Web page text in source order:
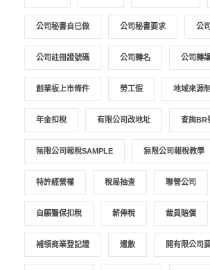
公司秘書自已做 公司秘書要求 公
公司註冊證號碼 公司轉名 公司轉
創業板上市條件 勞工假 地域來源制
年金扣稅 有限公司改地址 查詢BR
無限公司報稅SAMPLE 無限公司報稅教學
特許經營權 稅局抽查 聯營公司
自願醫保扣稅 薪俸稅 裁員賠償
補領商業登記證 遣散 開有限公司